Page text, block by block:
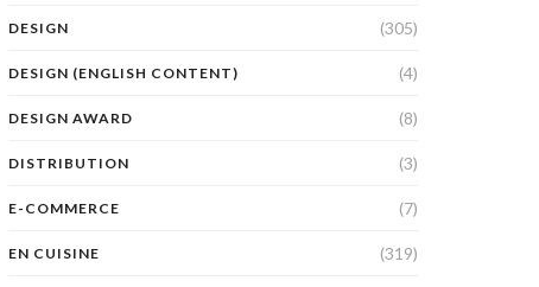
DESIGN (305)
DESIGN (ENGLISH CONTENT) (4)
DESIGN AWARD (8)
DISTRIBUTION (3)
E-COMMERCE (7)
EN CUISINE (319)